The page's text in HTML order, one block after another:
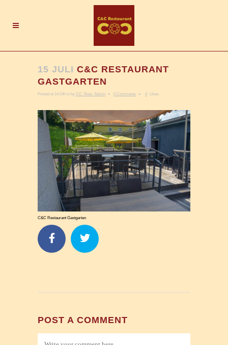
15 JULI C&C RESTAURANT
GASTGARTEN
Posted at 14:14h in by CC_Rest_Admin 0 Comments 0 Likes
C&C Restaurant Gastgarten
POST A COMMENT